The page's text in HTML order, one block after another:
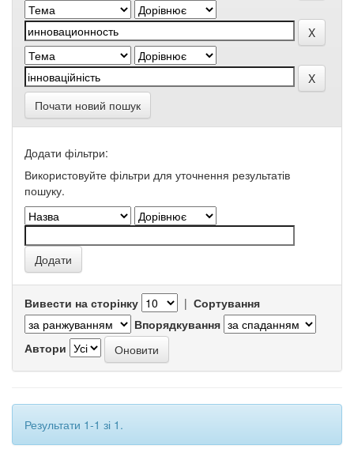
Почати новий пошук
Додати фільтри:
Використовуйте фільтри для уточнення результатів
пошуку.
Вивести на сторінку | Сортування
Впорядкування
Автори
Результати 1-1 зі 1.